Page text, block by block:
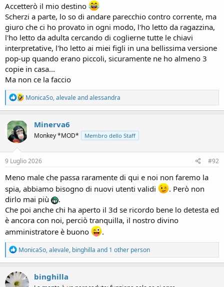
Accetterò il mio destino
Scherzi a parte, lo so di andare parecchio contro corrente, ma
giuro che ci ho provato in ogni modo, l'ho letto da ragazzina,
l'ho letto da adulta cercando di coglierne tutte le chiavi
interpretative, l'ho letto ai miei figli in una bellissima versione
pop-up quando erano piccoli, sicuramente ne ho almeno 3
copie in casa...
Ma non ce la faccio
R
e
a
t
i
n
s
MonicaSo,alevaleandalessandra
Minerva6
Monkey *MOD* Membro dello Staff
9 Luglio 2026 #92
Meno male che passa raramente di qui e noi non faremo la
spia, abbiamo bisogno di nuovi utenti validi
. Però non
dirlo mai più
.
Che poi anche chi ha aperto il 3d se ricordo bene lo detesta ed
è ancora con noi, perciò tranquilla, il nostro divino
amministratore è buono
.
R
e
a
c
t
MonicaSo,alevale, binghilla and 1 other person
binghilla